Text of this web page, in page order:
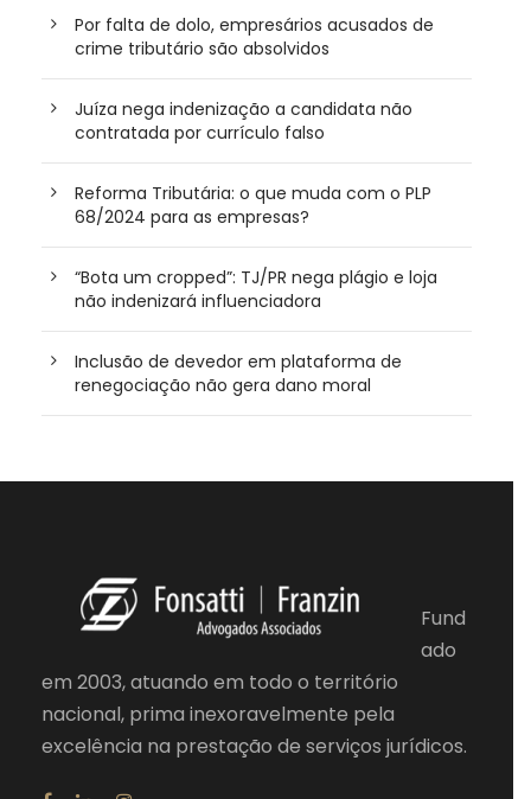
Por falta de dolo, empresários acusados de
crime tributário são absolvidos
Juíza nega indenização a candidata não
contratada por currículo falso
Reforma Tributária: o que muda com o PLP
68/2024 para as empresas?
“Bota um cropped”: TJ/PR nega plágio e loja
não indenizará influenciadora
Inclusão de devedor em plataforma de
renegociação não gera dano moral
Fund
ado
em 2003, atuando em todo o território
nacional, prima inexoravelmente pela
excelência na prestação de serviços jurídicos.